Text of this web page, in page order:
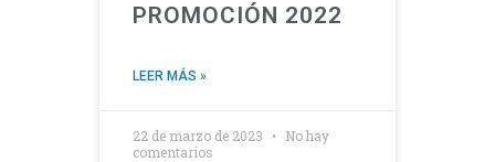
PROMOCIÓN 2022
LEER MÁS »
22 de marzo de 2023
No hay
comentarios